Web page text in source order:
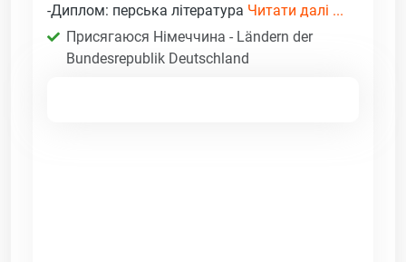
-Диплом: перська література Читати далі ...
Присягаюся Німеччина - Ländern der
Bundesrepublik Deutschland